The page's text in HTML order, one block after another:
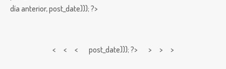
día anterior,post_date))); ?>
< < < post_date))); ?> > > >